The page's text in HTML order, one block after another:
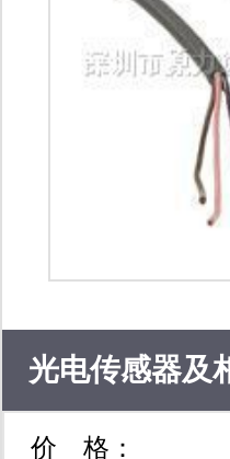
光电传感器及
电子 1个起订
价 格：